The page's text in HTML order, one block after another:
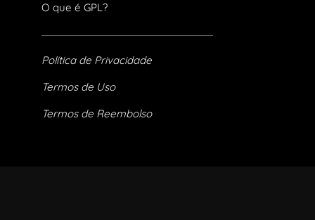
O que é GPL?
Política de Privacidade
Termos de Uso
Termos de Reembolso